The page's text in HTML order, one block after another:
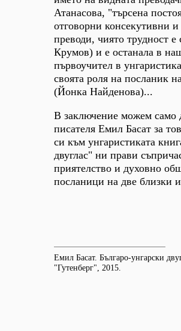
Атанасова, "търсена
отговорни консекутивни
преводи, чиято трудност
Крумов) и е останала в
първоучител в
своята роля на посланик
(Йонка Найденова)...
В заключение можем само
писателя Емил Басат за
си към унгаристиката
двуглас" ни прави
приятелство и духовно
посланици на две близки
Емил Басат. Българо-унгарски
"Гутенберг", 2015.